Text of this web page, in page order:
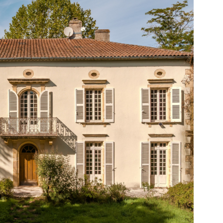
profiter de kilomètres de balades dans une
À seulement quelques minutes, les bastides
la région avec leurs marchés colorés, leurs
et leurs restaurants conviviaux. Monflanquin,
plus beaux villages de France, se trouve à moins de
par son marché du jeudi matin et son
Villeréal, Monpazier, Penne-d?Agenais et
de caractère complètent ce tableau typique du
propriété au charme unique réunit tous les
avec sa situation dominante, sa tranquillité
des commerces et ses prestations
Elle n?attend plus que vous.\n \n
LE BIEN